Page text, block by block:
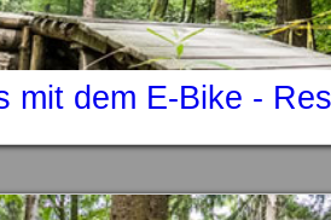
mit dem E-Bike -